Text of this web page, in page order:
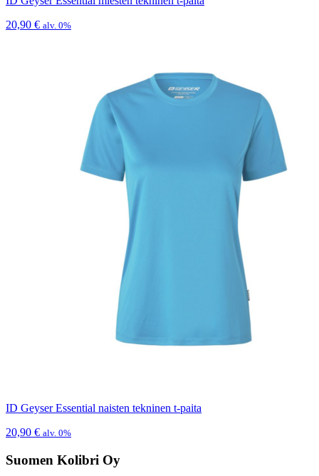
20,90 € alv. 0%
ID Geyser Essential naisten tekninen t-paita
20,90 € alv. 0%
Suomen Kolibri Oy